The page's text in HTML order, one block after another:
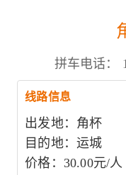
拼车电话：
线路信息
出发地：角杯
目的地：运城
价格：30.00元/人